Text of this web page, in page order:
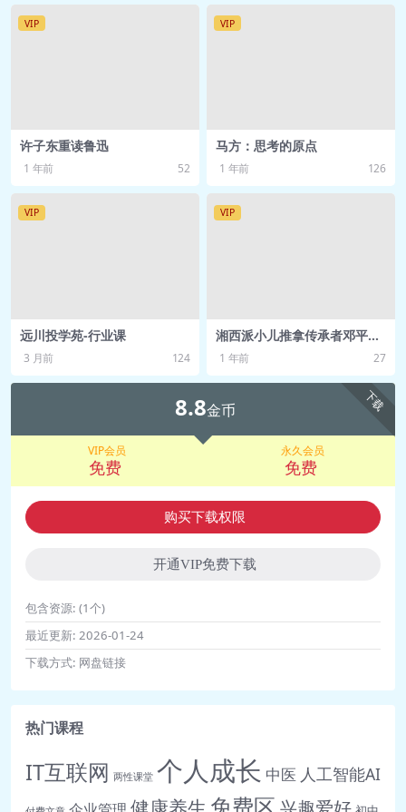
🎵 zyh-0624丨08丨社会营销导向：满
🎵 zyh-0625丨09丨菲利普科特勒：他
是“营销”了营销学的大师.mp3
是“营销”了营销学的大师.pdf
🎵 zyh-0627丨11丨丹尼尔卡尼曼：他
是营销领域的“方法论之父”.mp3
📄 zyh-0627丨11丨丹尼尔卡尼曼：他
是营销领域的“方法论之父”.pdf
🎵 zyh-0628丨12丨里斯和特劳特：他
们确定了营销的终极战场.mp3
📄 zyh-0628丨12丨里斯和特劳特：他
们确定了营销的终极战场.pdf
🎵 zyh-0629丨13丨大卫奥格威：他让
广告成为今天的广告.mp3
广告成为今天的广告.pdf
🎵 zyh-0630丨14丨PEST：选市场，四
个要素都很好，就值得进入吗？.mp3
业，考虑完五个方面，还差什
VIP
许子东重读鲁迅
1 年前 52
VIP
马方：思考的原点
1 年前 126
VIP
远川投学苑-行业课
3 月前 124
VIP
湘西派小儿推拿传承者邓平
均：小儿推拿课程
1 年前 27
下载
8.8金币
VIP会员
免费
永久会员
免费
购买下载权限
开通VIP免费下载
包含资源: (1个)
最近更新: 2026-01-24
下载方式: 网盘链接
热门课程
IT互联网 两性课堂 个人成长 中医 人工智能AI
健康养生 免费区